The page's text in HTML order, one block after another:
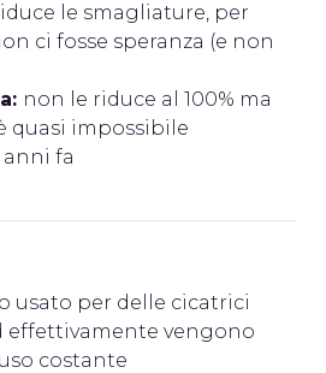
le smagliature, per
ci fosse speranza (e non
non le riduce al 100% ma
quasi impossibile
anni fa
usato per delle cicatrici
effettivamente vengono
costante